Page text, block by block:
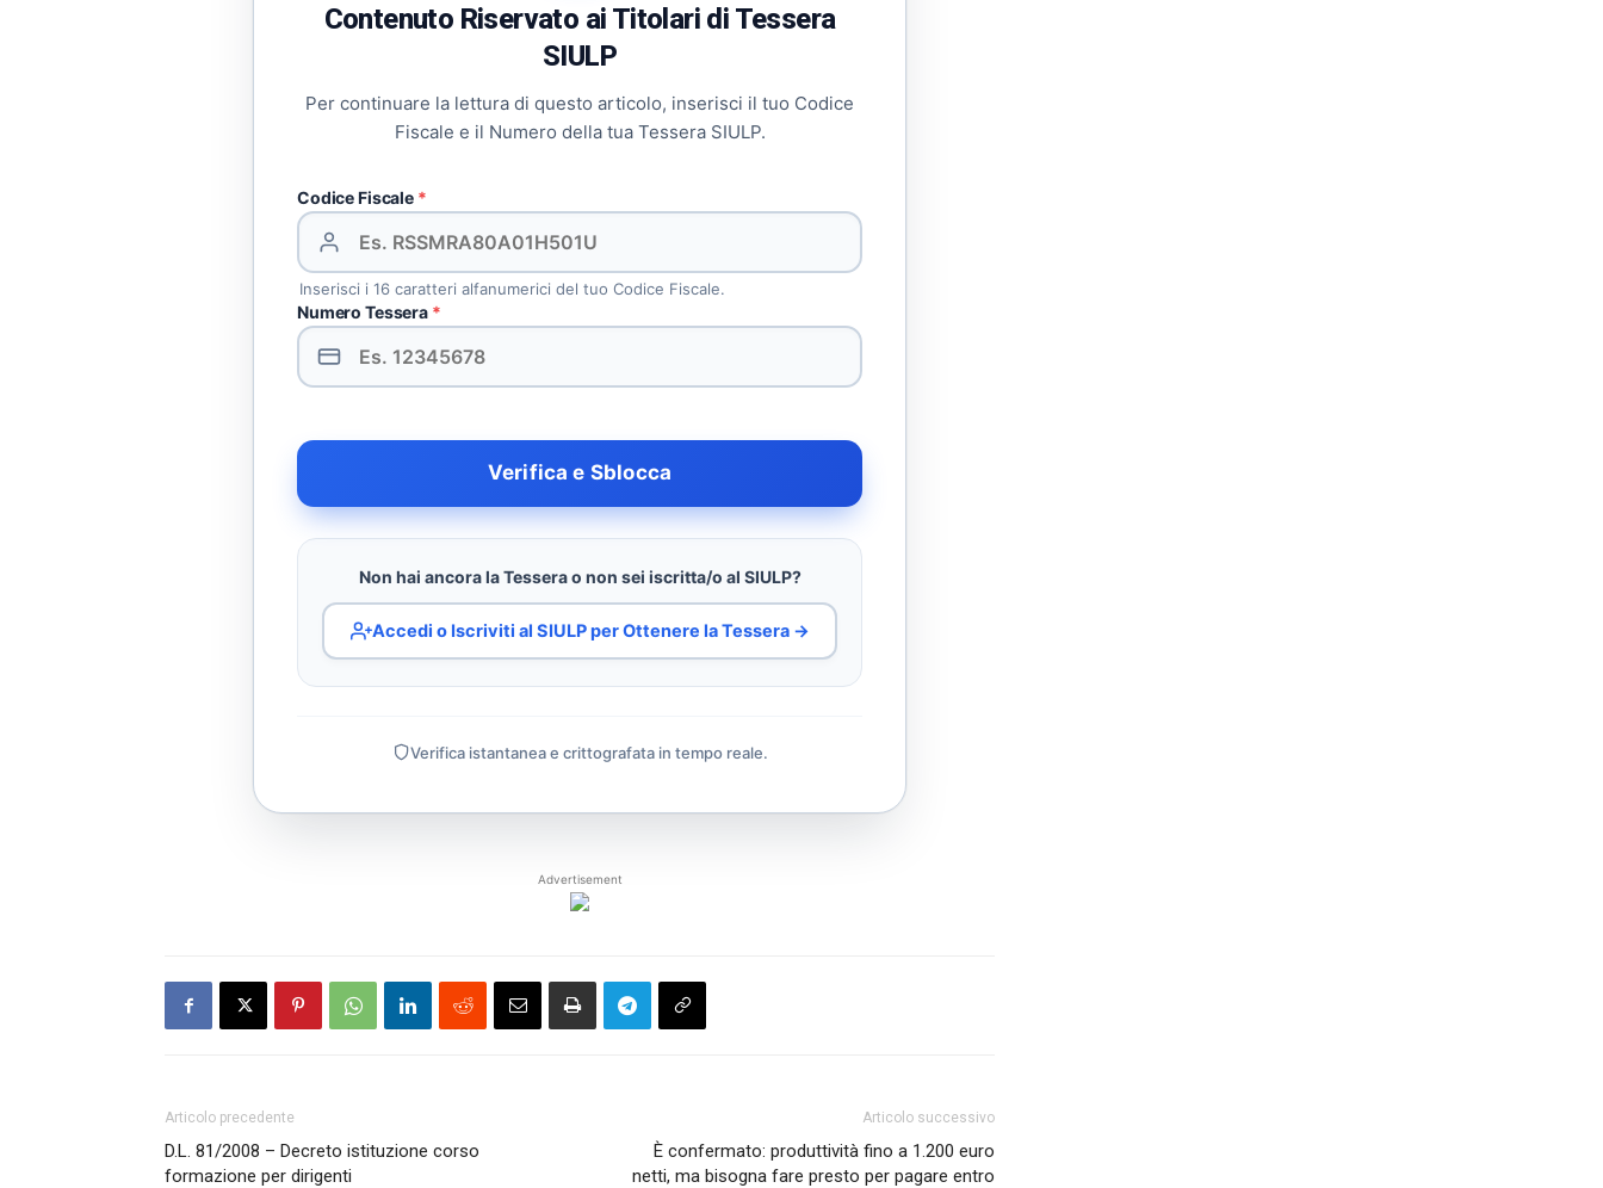
Contenuto Riservato ai Titolari di Tessera
SIULP
Per continuare la lettura di questo articolo, inserisci il tuo Codice
Fiscale e il Numero della tua Tessera SIULP.
Codice Fiscale *
Inserisci i 16 caratteri alfanumerici del tuo Codice Fiscale.
Numero Tessera *
Verifica e Sblocca
Non hai ancora la Tessera o non sei iscritta/o al SIULP?
Accedi o Iscriviti al SIULP per Ottenere la Tessera →
Verifica istantanea e crittografata in tempo reale.
Advertisement
Articolo precedente
D.L. 81/2008 – Decreto istituzione corso
formazione per dirigenti
Articolo successivo
È confermato: produttività fino a 1.200 euro
netti, ma bisogna fare presto per pagare entro